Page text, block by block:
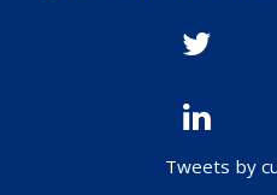
Tweets by